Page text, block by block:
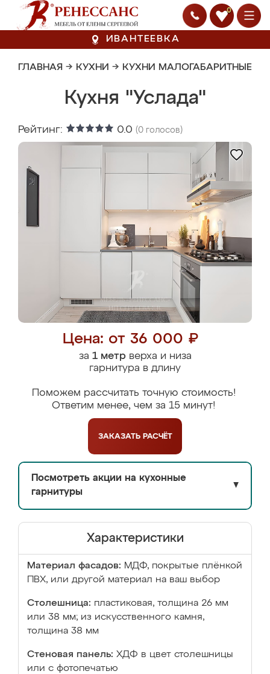
0
ИВАНТЕЕВКА
ГЛАВНАЯ → КУХНИ → КУХНИ МАЛОГАБАРИТНЫЕ
Кухня "Услада"
Рейтинг: 0.0 (0 голосов)
Цена: от 36 000 ₽
за 1 метрверха и низа
гарнитура в длину
Поможем рассчитать точную стоимость!
Ответим менее, чем за 15 минут!
ЗАКАЗАТЬ РАСЧЁТ
Посмотреть акции на кухонные
гарнитуры
▼
Характеристики
Материал фасадов: МДФ, покрытые плёнкой
ПВХ, или другой материал на ваш выбор
Столешница: пластиковая, толщина 26 мм
или 38 мм; из искусственного камня,
толщина 38 мм
Стеновая панель: ХДФ в цвет столешницы
или с фотопечатью